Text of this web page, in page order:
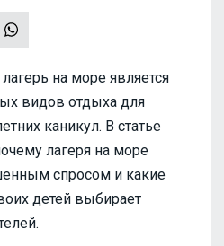
на море является
видов отдыха для
каникул. В статье
лагеря на море
спросом и какие
детей выбирает